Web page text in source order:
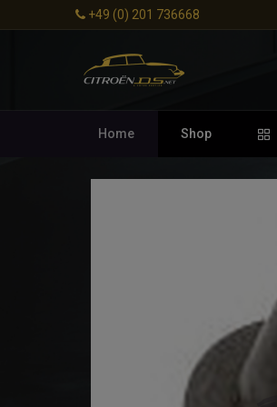
+49 (0) 201 736668
Home Shop